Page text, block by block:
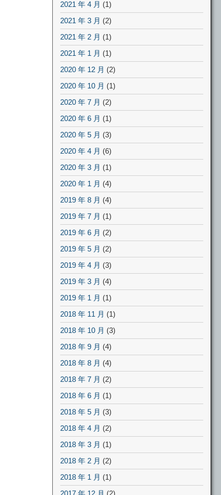
2021 年 4 月 (1)
2021 年 3 月 (2)
2021 年 2 月 (1)
2021 年 1 月 (1)
2020 年 12 月 (2)
2020 年 10 月 (1)
2020 年 7 月 (2)
2020 年 6 月 (1)
2020 年 5 月 (3)
2020 年 4 月 (6)
2020 年 3 月 (1)
2020 年 1 月 (4)
2019 年 8 月 (4)
2019 年 7 月 (1)
2019 年 6 月 (2)
2019 年 5 月 (2)
2019 年 4 月 (3)
2019 年 3 月 (4)
2019 年 1 月 (1)
2018 年 11 月 (1)
2018 年 10 月 (3)
2018 年 9 月 (4)
2018 年 8 月 (4)
2018 年 7 月 (2)
2018 年 6 月 (1)
2018 年 5 月 (3)
2018 年 4 月 (2)
2018 年 3 月 (1)
2018 年 2 月 (2)
2018 年 1 月 (1)
2017 年 12 月 (2)